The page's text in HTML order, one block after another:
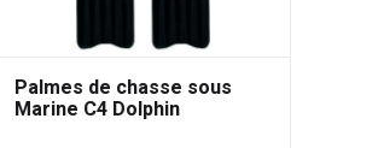
Palmes de chasse sous
Marine C4 Dolphin